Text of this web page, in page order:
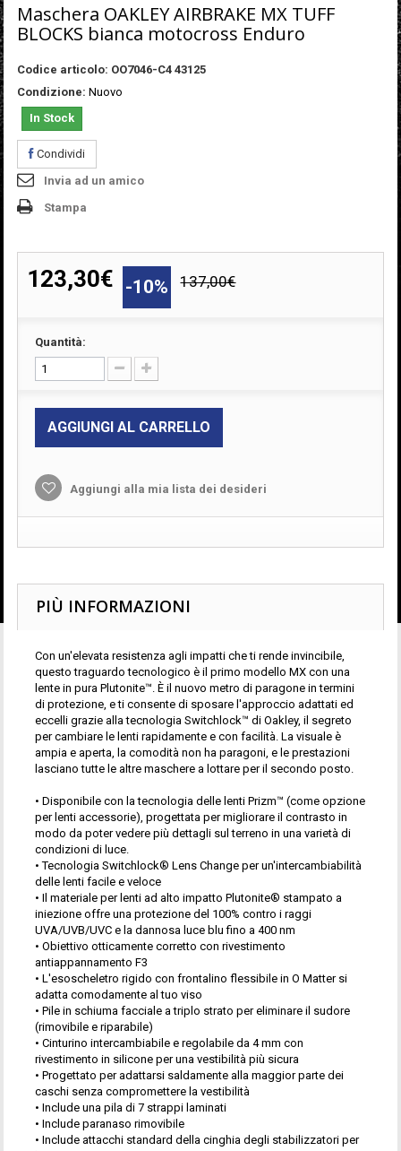
Maschera OAKLEY AIRBRAKE MX TUFF
BLOCKS bianca motocross Enduro
Codice articolo: OO7046-C4 43125
Condizione: Nuovo
In Stock
Condividi
Invia ad un amico
Stampa
123,30€ -10% 137,00€
Quantità:
AGGIUNGI AL CARRELLO
Aggiungi alla mia lista dei desideri
PIÙ INFORMAZIONI
Con un'elevata resistenza agli impatti che ti rende invincibile,
questo traguardo tecnologico è il primo modello MX con una
lente in pura Plutonite™. È il nuovo metro di paragone in termini
di protezione, e ti consente di sposare l'approccio adattati ed
eccelli grazie alla tecnologia Switchlock™ di Oakley, il segreto
per cambiare le lenti rapidamente e con facilità. La visuale è
ampia e aperta, la comodità non ha paragoni, e le prestazioni
lasciano tutte le altre maschere a lottare per il secondo posto.
• Disponibile con la tecnologia delle lenti Prizm™ (come opzione
per lenti accessorie), progettata per migliorare il contrasto in
modo da poter vedere più dettagli sul terreno in una varietà di
condizioni di luce.
• Tecnologia Switchlock® Lens Change per un'intercambiabilità
delle lenti facile e veloce
• Il materiale per lenti ad alto impatto Plutonite® stampato a
iniezione offre una protezione del 100% contro i raggi
UVA/UVB/UVC e la dannosa luce blu fino a 400 nm
• Obiettivo otticamente corretto con rivestimento
antiappannamento F3
• L'esoscheletro rigido con frontalino flessibile in O Matter si
adatta comodamente al tuo viso
• Pile in schiuma facciale a triplo strato per eliminare il sudore
(rimovibile e riparabile)
• Cinturino intercambiabile e regolabile da 4 mm con
rivestimento in silicone per una vestibilità più sicura
• Progettato per adattarsi saldamente alla maggior parte dei
caschi senza compromettere la vestibilità
• Include una pila di 7 strappi laminati
• Include paranaso rimovibile
• Include attacchi standard della cinghia degli stabilizzatori per